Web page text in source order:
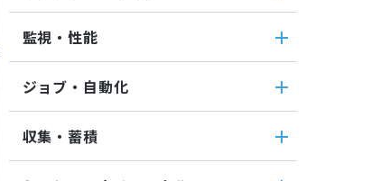
クラウド管理機能(AWS)
監視・性能
カスタムトラップ監視
ジョブ・自動化
収集・蓄積